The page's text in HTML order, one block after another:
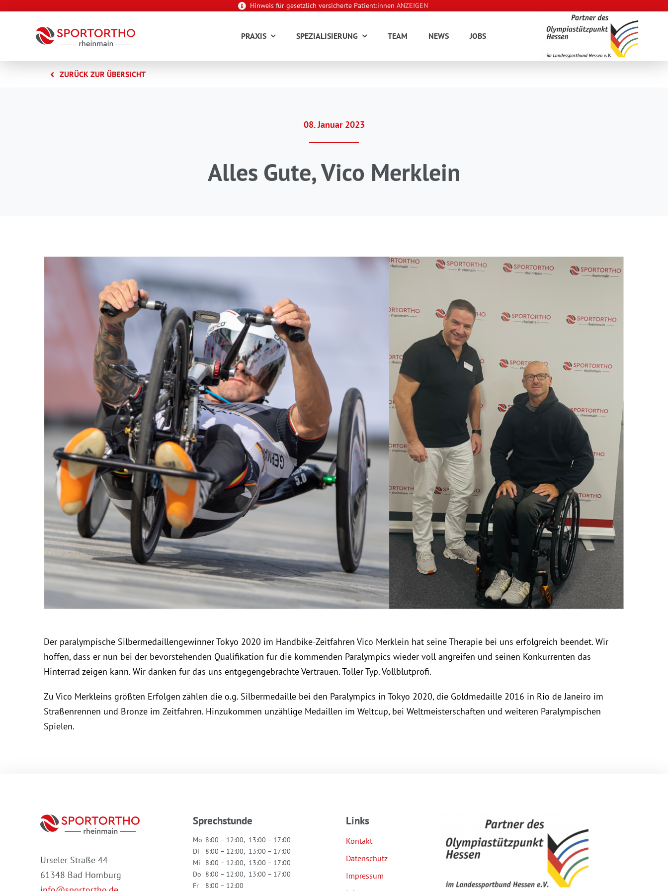
Hinweis für gesetzlich versicherte Patient:innen ANZEIGEN
PRAXIS SPEZIALISIERUNG TEAM NEWS JOBS
ZURÜCK ZUR ÜBERSICHT
08. Januar 2023
Alles Gute, Vico Merklein
Der paralympische Silbermedaillengewinner Tokyo 2020 im Handbike-Zeitfahren Vico Merklein hat seine Therapie bei uns erfolgreich beendet. Wir
hoffen, dass er nun bei der bevorstehenden Qualifikation für die kommenden Paralympics wieder voll angreifen und seinen Konkurrenten das
Hinterrad zeigen kann. Wir danken für das uns entgegengebrachte Vertrauen. Toller Typ. Vollblutprofi.
Zu Vico Merkleins größten Erfolgen zählen die o.g. Silbermedaille bei den Paralympics in Tokyo 2020, die Goldmedaille 2016 in Rio de Janeiro im
Straßenrennen und Bronze im Zeitfahren. Hinzukommen unzählige Medaillen im Weltcup, bei Weltmeisterschaften und weiteren Paralympischen
Spielen.
Urseler Straße 44
61348 Bad Homburg
Sprechstunde
Mo 8:00 – 12:00, 13:00 – 17:00
Di
8:00 – 12:00, 13:00 – 17:00
Mi
8:00 – 12:00, 13:00 – 17:00
Do 8:00 – 12:00, 13:00 – 17:00
Fr
8:00 – 12:00
Links
Kontakt
Datenschutz
Impressum